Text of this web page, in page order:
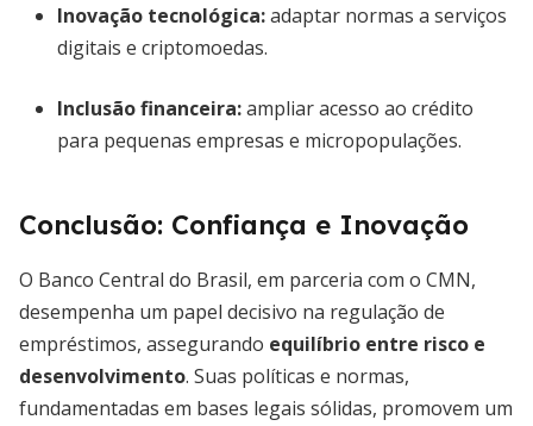
Inovação tecnológica:adaptar normas a serviços
digitais e criptomoedas.
Inclusão financeira:ampliar acesso ao crédito
para pequenas empresas e micropopulações.
Conclusão: Confiança e Inovação
O Banco Central do Brasil, em parceria com o CMN,
desempenha um papel decisivo na regulação de
empréstimos, assegurando equilíbrio entre risco e
desenvolvimento. Suas políticas e normas,
fundamentadas em bases legais sólidas, promovem um